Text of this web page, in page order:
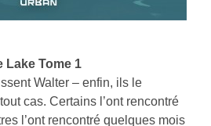
Lake Tome 1
Walter – enfin, ils le
cas. Certains l’ont rencontré
l’ont rencontré quelques mois